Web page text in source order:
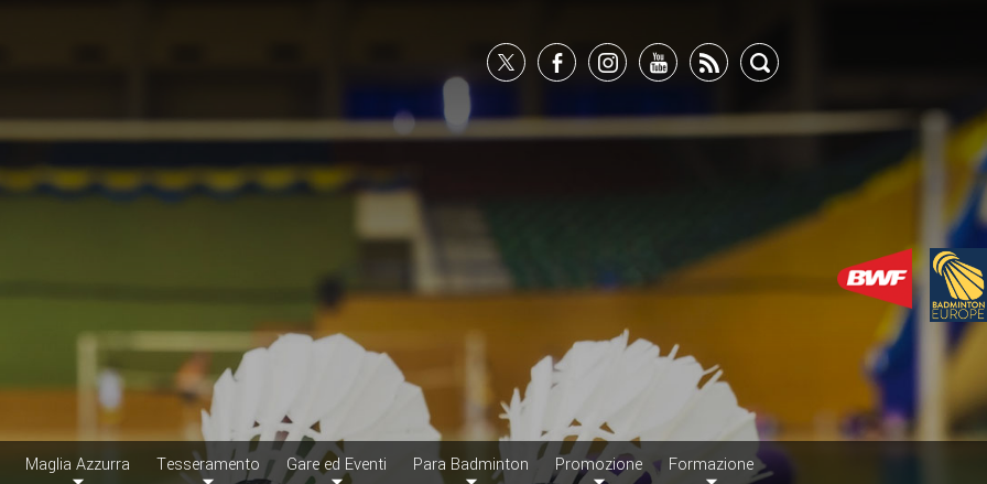
Maglia Azzurra Tesseramento Gare ed Eventi Para Badminton Promozione Formazione